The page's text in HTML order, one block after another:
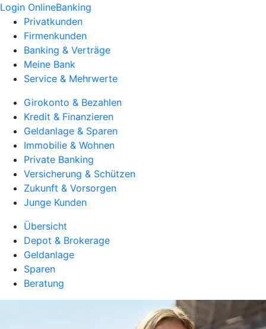
Login OnlineBanking
Privatkunden
Firmenkunden
Banking & Verträge
Meine Bank
Service & Mehrwerte
Girokonto & Bezahlen
Kredit & Finanzieren
Geldanlage & Sparen
Immobilie & Wohnen
Private Banking
Versicherung & Schützen
Zukunft & Vorsorgen
Junge Kunden
Übersicht
Depot & Brokerage
Geldanlage
Sparen
Beratung